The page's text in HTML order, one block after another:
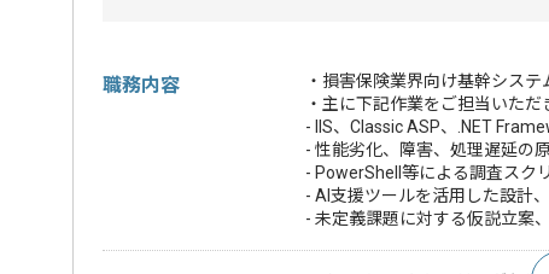
職務内容
・損害保険業界向け基幹シス
・主に下記作業をご担当いただ
- IIS、Classic ASP、.NET
- 性能劣化、障害、処理遅延の
- PowerShell等による調査スク
- AI支援ツールを活用した設計
- 未定義課題に対する仮説立案